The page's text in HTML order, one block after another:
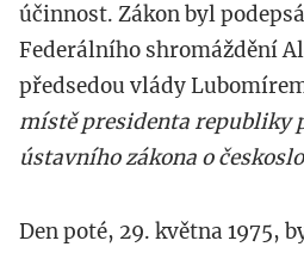
účinnost. Zákon byl
Federálního shromáždění
předsedou vlády
místě presidenta republiky
ústavního zákona o
Den poté, 29. května 1975,